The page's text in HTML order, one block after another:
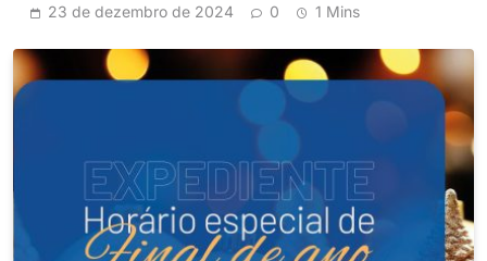
23 de dezembro de 2024 0 1 Mins